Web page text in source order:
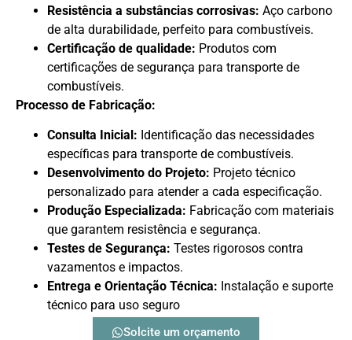
Resistência a substâncias corrosivas: Aço carbono
de alta durabilidade, perfeito para combustíveis.
Certificação de qualidade: Produtos com
certificações de segurança para transporte de
combustíveis.
Processo de Fabricação:
Consulta Inicial: Identificação das necessidades
específicas para transporte de combustíveis.
Desenvolvimento do Projeto: Projeto técnico
personalizado para atender a cada especificação.
Produção Especializada: Fabricação com materiais
que garantem resistência e segurança.
Testes de Segurança: Testes rigorosos contra
vazamentos e impactos.
Entrega e Orientação Técnica: Instalação e suporte
técnico para uso seguro
Solcite um orçamento